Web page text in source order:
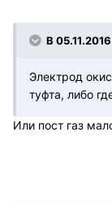
В
Электрод
туфта, либо
Или пост газ